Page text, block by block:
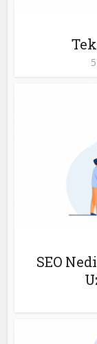
SEO